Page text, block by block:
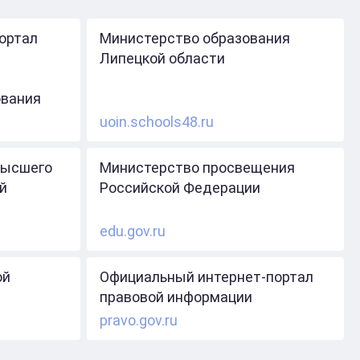
Министерство образования
Липецкой области
uoin.schools48.ru
Министерство просвещения
Российской Федерации
edu.gov.ru
Официальный интернет-портал
правовой информации
pravo.gov.ru